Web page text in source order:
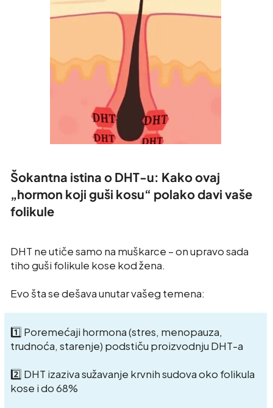
Šokantna istina o DHT-u: Kako ovaj
„hormon koji guši kosu“ polako davi vaše
folikule
DHT ne utiče samo na muškarce – on upravo sada
tiho guši folikule kose kod žena.
Evo šta se dešava unutar vašeg temena:
1️⃣ Poremećaji hormona (stres, menopauza,
trudnoća, starenje) podstiču proizvodnju DHT-a
2️⃣ DHT izaziva sužavanje krvnih sudova oko folikula
kose i do 68%